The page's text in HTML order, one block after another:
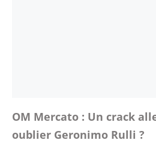
OM Mercato : Un crack
oublier Geronimo Rulli ?